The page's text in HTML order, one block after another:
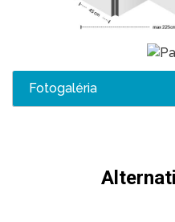
Fotogaléria